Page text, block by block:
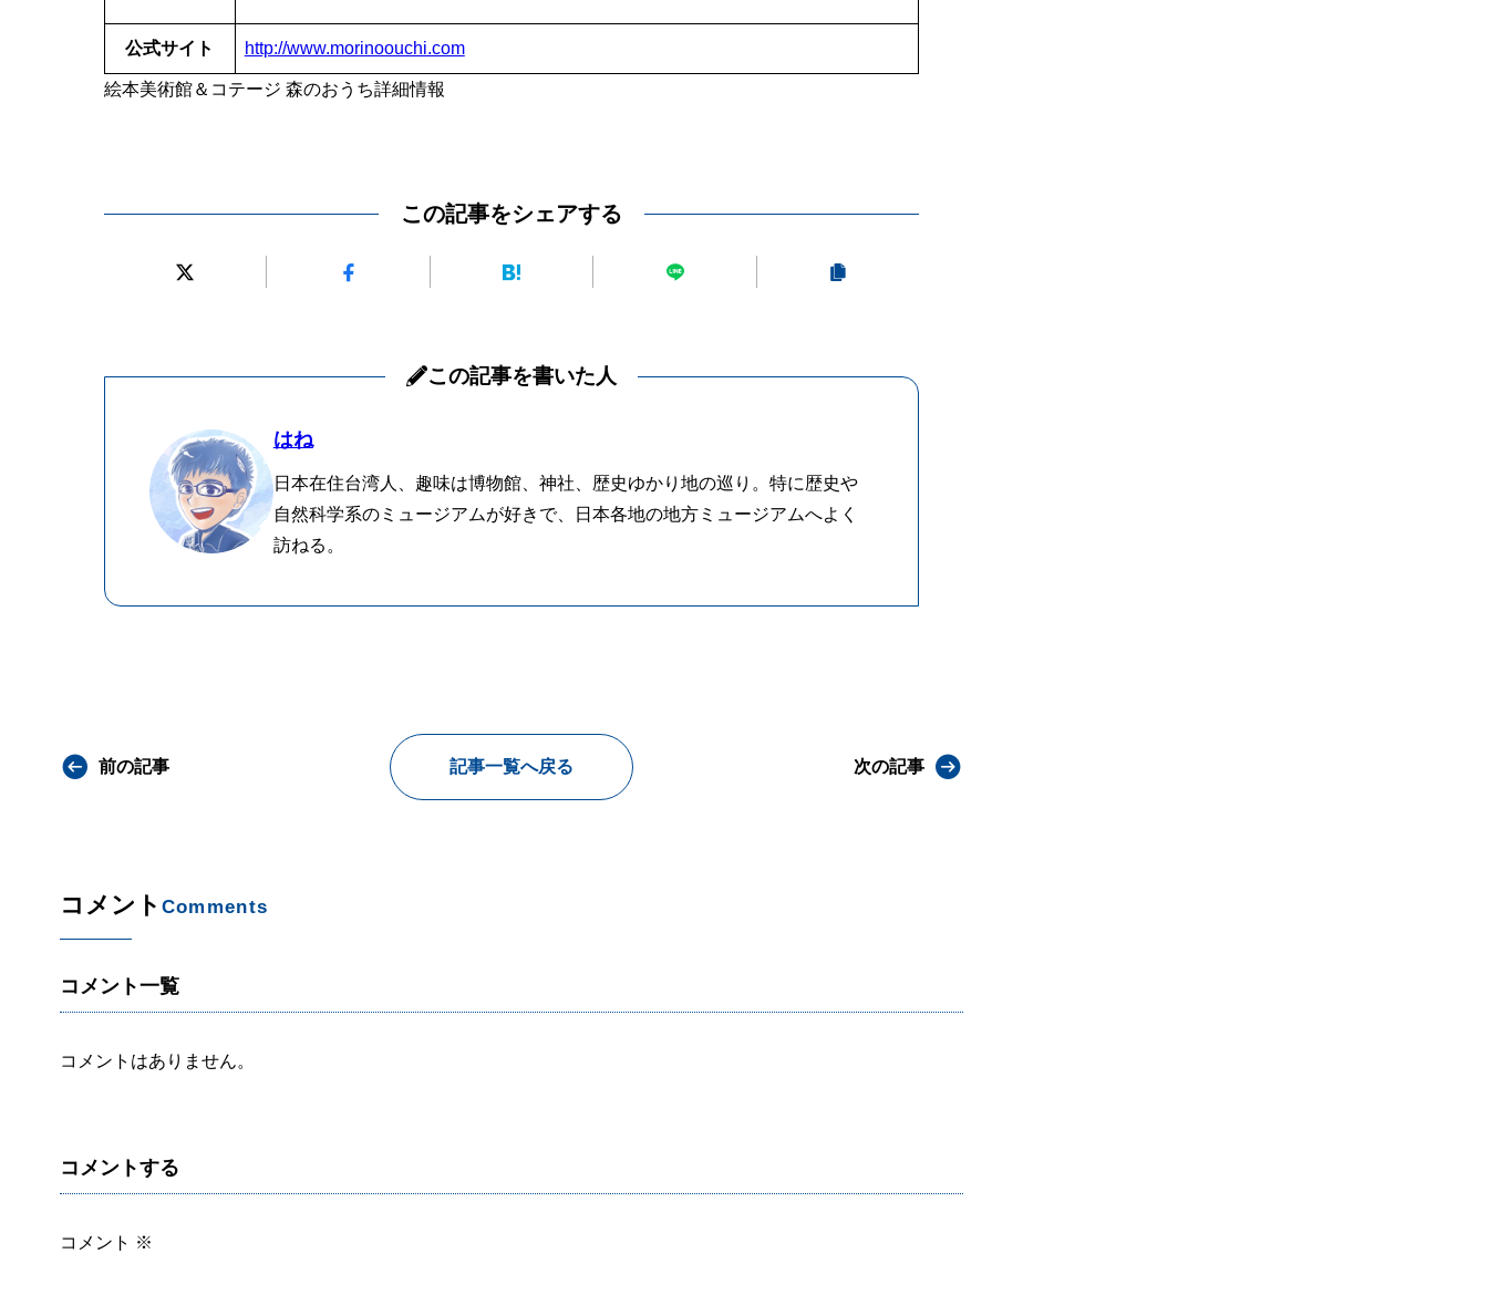
公式サイト http://www.morinoouchi.com
絵本美術館＆コテージ 森のおうち詳細情報
この記事をシェアする
この記事を書いた人
はね
日本在住台湾人、趣味は博物館、神社、歴史ゆかり地の巡り。特に歴史や
自然科学系のミュージアムが好きで、日本各地の地方ミュージアムへよく
訪ねる。
前の記事 記事一覧へ戻る 次の記事
コメント Comments
コメント一覧
コメントはありません。
コメントする
コメント ※